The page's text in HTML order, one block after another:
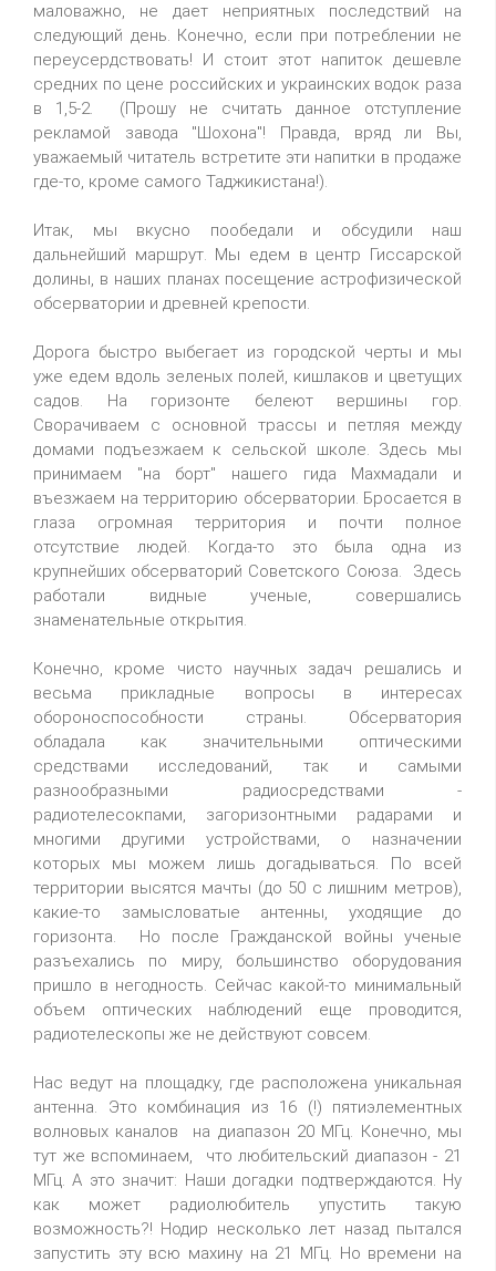
маловажно, не дает неприятных последствий на
следующий день. Конечно, если при потреблении не
переусердствовать! И стоит этот напиток дешевле
средних по цене российских и украинских водок раза
в 1,5-2. (Прошу не считать данное отступление
рекламой завода "Шохона"! Правда, вряд ли Вы,
уважаемый читатель встретите эти напитки в продаже
где-то, кроме самого Таджикистана!).
Итак, мы вкусно пообедали и обсудили наш
дальнейший маршрут. Мы едем в центр Гиссарской
долины, в наших планах посещение астрофизической
обсерватории и древней крепости.
Дорога быстро выбегает из городской черты и мы
уже едем вдоль зеленых полей, кишлаков и цветущих
садов. На горизонте белеют вершины гор.
Сворачиваем с основной трассы и петляя между
домами подъезжаем к сельской школе. Здесь мы
принимаем "на борт" нашего гида Махмадали и
въезжаем на территорию обсерватории. Бросается в
глаза огромная территория и почти полное
отсутствие людей. Когда-то это была одна из
крупнейших обсерваторий Советского Союза. Здесь
работали видные ученые, совершались
знаменательные открытия.
Конечно, кроме чисто научных задач решались и
весьма прикладные вопросы в интересах
обороноспособности страны. Обсерватория
обладала как значительными оптическими
средствами исследований, так и самыми
разнообразными радиосредствами -
радиотелесокпами, загоризонтными радарами и
многими другими устройствами, о назначении
которых мы можем лишь догадываться. По всей
территории высятся мачты (до 50 с лишним метров),
какие-то замысловатые антенны, уходящие до
горизонта. Но после Гражданской войны ученые
разъехались по миру, большинство оборудования
пришло в негодность. Сейчас какой-то минимальный
объем оптических наблюдений еще проводится,
радиотелескопы же не действуют совсем.
Нас ведут на площадку, где расположена уникальная
антенна. Это комбинация из 16 (!) пятиэлементных
волновых каналов на диапазон 20 МГц. Конечно, мы
тут же вспоминаем, что любительский диапазон - 21
МГц. А это значит: Наши догадки подтверждаются. Ну
как может радиолюбитель упустить такую
возможность?! Нодир несколько лет назад пытался
запустить эту всю махину на 21 МГц. Но времени на